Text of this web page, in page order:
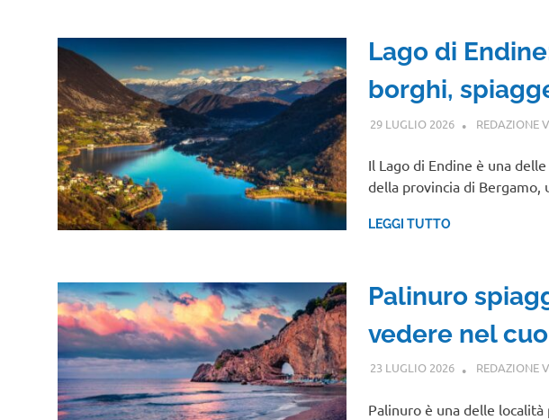
Lago di
borghi,
29 LUGLIO 2026 REDAZIONE
Il Lago di Endine è una
della provincia di Bergamo,
LEGGI TUTTO
Palinuro
vedere nel
23 LUGLIO 2026 REDAZIONE
Palinuro è una delle